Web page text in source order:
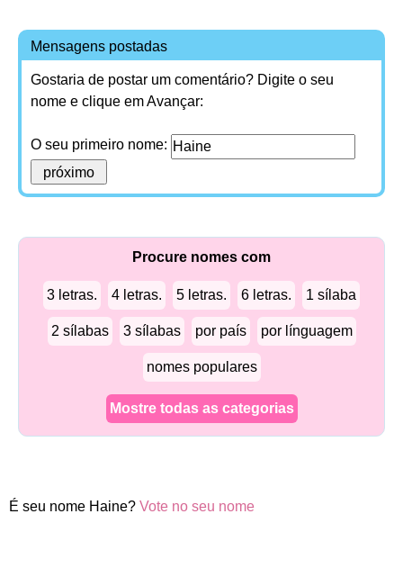
Mensagens postadas
Gostaria de postar um comentário? Digite o seu
nome e clique em Avançar:
O seu primeiro nome:
Procure nomes com
3 letras. 4 letras. 5 letras. 6 letras. 1 sílaba
2 sílabas 3 sílabas por país por línguagem
nomes populares
Mostre todas as categorias
É seu nome Haine? Vote no seu nome